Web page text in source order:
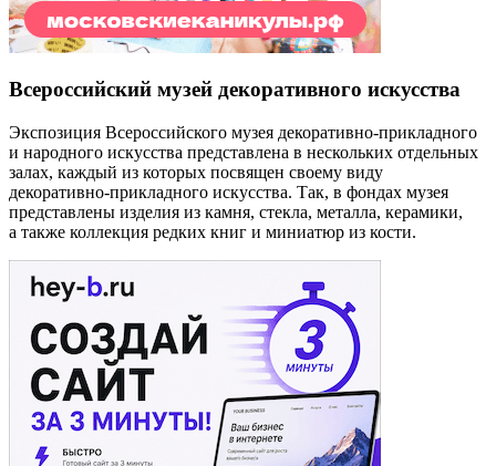
Всероссийский музей декоративного искусства
Экспозиция Всероссийского музея декоративно-прикладного
и народного искусства представлена в нескольких отдельных
залах, каждый из которых посвящен своему виду
декоративно-прикладного искусства. Так, в фондах музея
представлены изделия из камня, стекла, металла, керамики,
а также коллекция редких книг и миниатюр из кости.